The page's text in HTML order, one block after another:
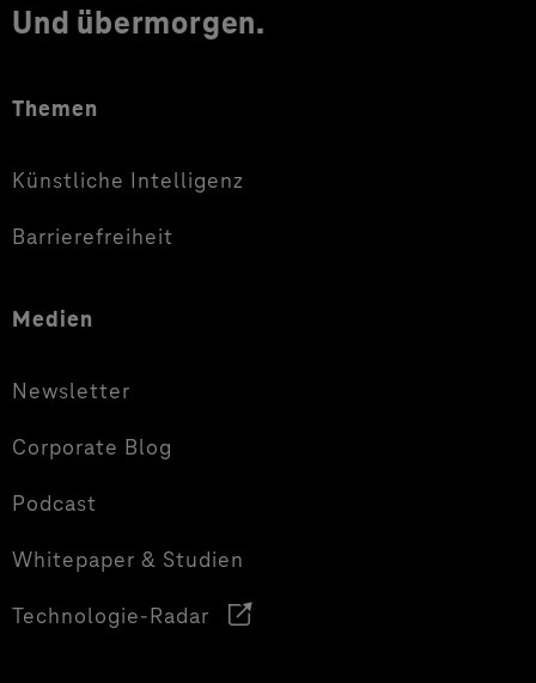
Und übermorgen.
Themen
Künstliche Intelligenz
Barrierefreiheit
Medien
Newsletter
Corporate Blog
Podcast
Whitepaper & Studien
Technologie-Radar